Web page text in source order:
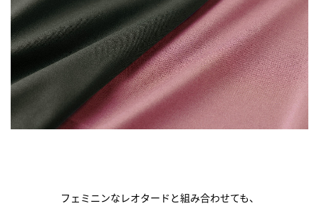
フェミニンなレオタードと組み合わせても、